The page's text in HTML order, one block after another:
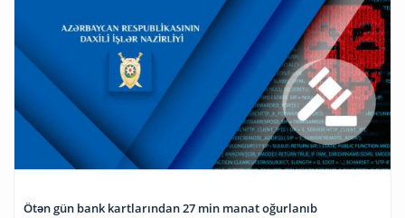
Ötən gün bank kartlarından 27 min manat oğurlanıb